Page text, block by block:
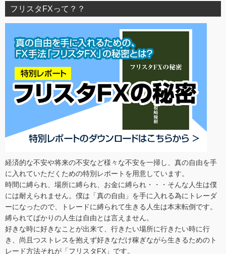
フリスタFXって？？
経済的な不安や将来の不安など様々な不安を一掃し、真の自由を手
に入れていただくための特別レポートを用意しています。
時間に縛られ、場所に縛られ、お金に縛られ・・・そんな人生は僕
には耐えられません。僕は「真の自由」を手に入れる為にトレーダ
ーになったので、トレードに縛られて生きる人生は本末転倒です。
縛られてばかりの人生は自由とは言えません。
好きな時に好きなことが出来て、行きたい場所に行きたい時に行
き、尚且つストレスを抱えず好きなだけ稼ぎながら生きるためのト
レード方法それが「フリスタFX」です。